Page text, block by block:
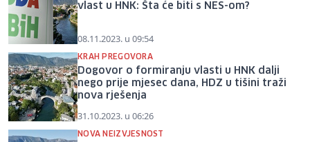
vlast u HNK: Šta će biti s NES-om?
08.11.2023. u 09:54
KRAH PREGOVORA
Dogovor o formiranju vlasti u HNK dalji
nego prije mjesec dana, HDZ u tišini traži
nova rješenja
31.10.2023. u 06:26
NOVA NEIZVJESNOST